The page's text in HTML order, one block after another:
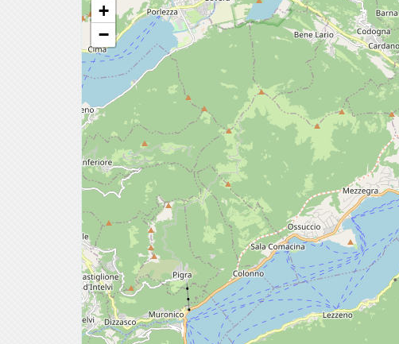
+
−